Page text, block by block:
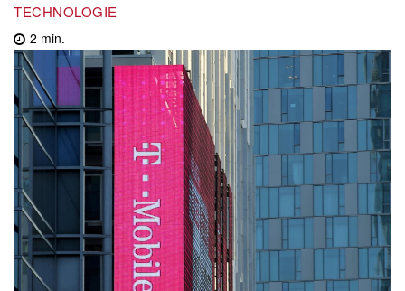
TECHNOLOGIE
2 min.